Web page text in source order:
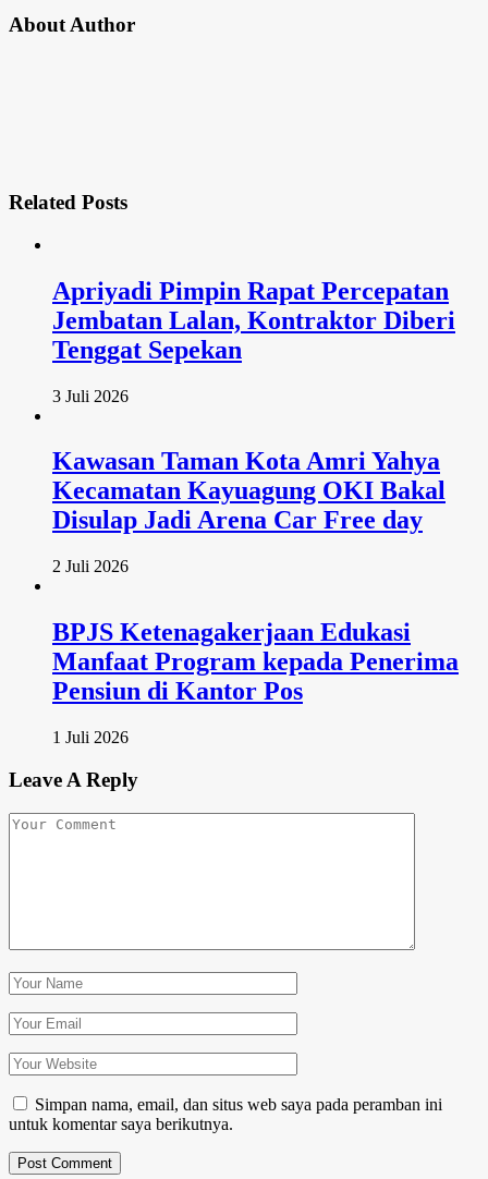
About Author
Related Posts
Apriyadi Pimpin Rapat Percepatan
Jembatan Lalan, Kontraktor Diberi
Tenggat Sepekan
3 Juli 2026
Kawasan Taman Kota Amri Yahya
Kecamatan Kayuagung OKI Bakal
Disulap Jadi Arena Car Free day
2 Juli 2026
BPJS Ketenagakerjaan Edukasi
Manfaat Program kepada Penerima
Pensiun di Kantor Pos
1 Juli 2026
Leave A Reply
Simpan nama, email, dan situs web saya pada peramban ini
untuk komentar saya berikutnya.